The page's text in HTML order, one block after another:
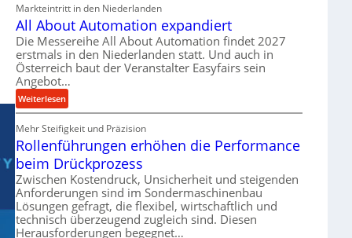
r
s
o
r
g
u
n
g
e
n
t
p
a
n
n
c
h
i
n
e
n
a
u
-
B
e
s
t
Markteintritt in den Niederlanden
All About Automation expandiert
Die Messereihe All About Automation findet 2027
erstmals in den Niederlanden statt. Und auch in
Österreich baut der Veranstalter Easyfairs sein
Angebot…
Weiterlesen:
A
l
l
b
o
u
t
A
Mehr Steifigkeit und Präzision
Rollenführungen erhöhen die Performance
beim Drückprozess
Zwischen Kostendruck, Unsicherheit und steigenden
Anforderungen sind im Sondermaschinenbau
Lösungen gefragt, die flexibel, wirtschaftlich und
technisch überzeugend zugleich sind. Diesen
Herausforderungen begegnet…